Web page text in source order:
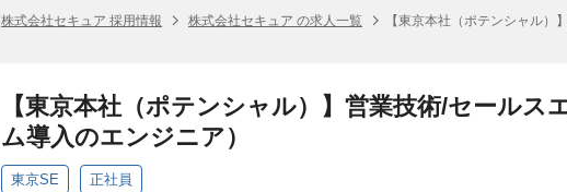
株式会社セキュア 採用情報 株式会社セキュア の求人一覧
【東京本社（ポテンシャル
【東京本社（ポテンシャル）】営業技術/セール
ム導入のエンジニア）
東京SE 正社員